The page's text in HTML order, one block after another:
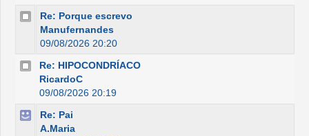
Re: Porque escrevo
Manufernandes
09/08/2026 20:20
Re: HIPOCONDRÍACO
RicardoC
09/08/2026 20:19
Re: Pai
A.Maria